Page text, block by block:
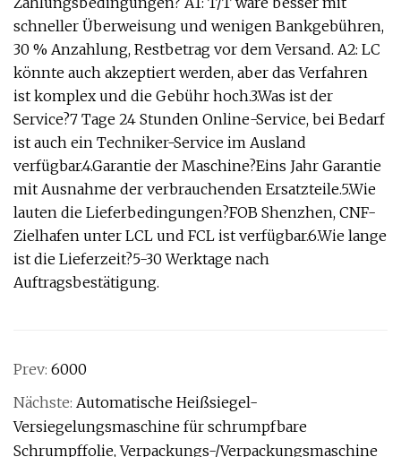
schneller Überweisung und wenigen Bankgebühren,
30 % Anzahlung, Restbetrag vor dem Versand. A2: LC
könnte auch akzeptiert werden, aber das Verfahren
ist komplex und die Gebühr hoch.3.Was ist der
Service?7 Tage 24 Stunden Online-Service, bei Bedarf
ist auch ein Techniker-Service im Ausland
verfügbar.4.Garantie der Maschine?Eins Jahr Garantie
mit Ausnahme der verbrauchenden Ersatzteile.5.Wie
lauten die Lieferbedingungen?FOB Shenzhen, CNF-
Zielhafen unter LCL und FCL ist verfügbar.6.Wie lange
ist die Lieferzeit?5-30 Werktage nach
Auftragsbestätigung.
Prev: 6000
Nächste: Automatische Heißsiegel-
Versiegelungsmaschine für schrumpfbare
Schrumpffolie, Verpackungs-/Verpackungsmaschine